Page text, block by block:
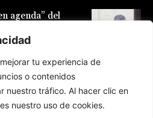
tu experiencia de
o contenidos
nuestro tráfico. Al hacer clic en
nuestro uso de cookies.
agenda” del
total» a la
contra la